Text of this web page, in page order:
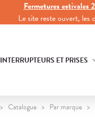
Fermetures estivales
Le site reste ouvert, les
INTERRUPTEURS ET PRISES
Catalogue Par marque